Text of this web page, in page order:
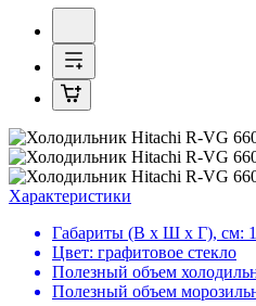
Характеристики
Габариты (В х Ш х Г), см:
Цвет: графитовое стекло
Полезный объем
Полезный объем